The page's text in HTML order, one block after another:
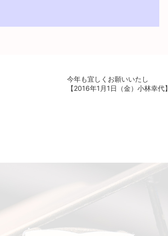
今年も宜しくお願いいたし
【2016年1月1日（金）小林幸代】